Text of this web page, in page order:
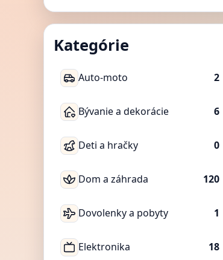
Kategórie
Auto-moto 2
Bývanie a dekorácie 6
Deti a hračky 0
Dom a záhrada 120
Dovolenky a pobyty 1
Elektronika 18